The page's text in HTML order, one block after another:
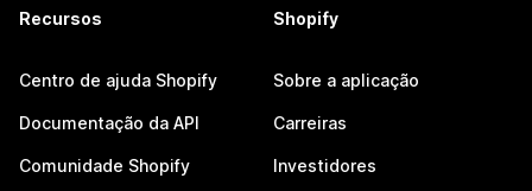
Recursos
Centro de ajuda Shopify
Documentação da API
Comunidade Shopify
Shopify
Sobre a aplicação
Carreiras
Investidores